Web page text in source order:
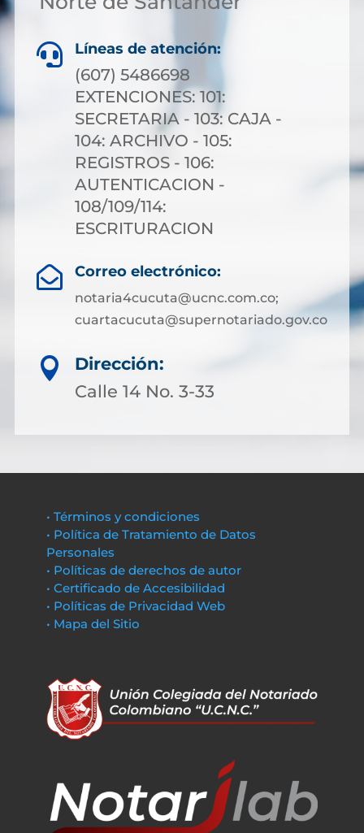
 Líneas de atención:
(607) 5486698
EXTENCIONES: 101:
SECRETARIA - 103: CAJA -
104: ARCHIVO - 105:
REGISTROS - 106:
AUTENTICACION -
108/109/114:
ESCRITURACION
 Correo electrónico:
notaria4cucuta@ucnc.com.co;
cuartacucuta@supernotariado.gov.co

Dirección:
Calle 14 No. 3-33
• Términos y condiciones
• Política de Tratamiento de Datos
Personales
• Políticas de derechos de autor
• Certificado de Accesibilidad
• Políticas de Privacidad Web
• Mapa del Sitio